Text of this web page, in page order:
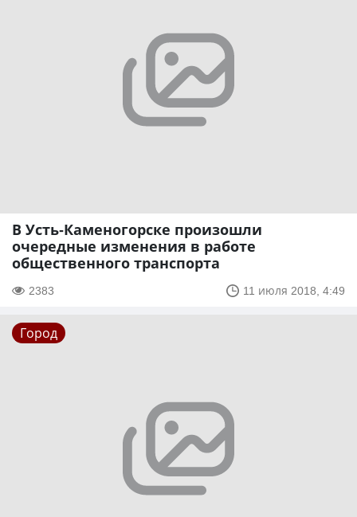
В Усть-Каменогорске произошли
очередные изменения в работе
общественного транспорта
2383 11 июля 2018, 4:49
Город